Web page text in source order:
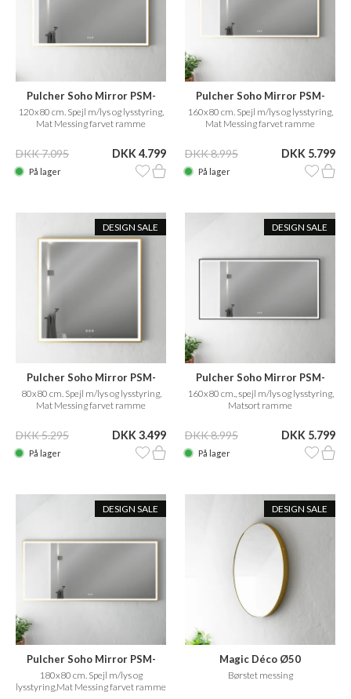
Pulcher Soho Mirror PSM-
1280
120x80 cm. Spejl m/lys og lysstyring,
Mat Messing farvet ramme
DKK 7.095 DKK 4.799
På lager
Pulcher Soho Mirror PSM-
1680
160x80 cm. Spejl m/lys og lysstyring,
Mat Messing farvet ramme
DKK 8.995 DKK 5.799
På lager
DESIGN SALE
Pulcher Soho Mirror PSM-
8080
80x80 cm. Spejl m/lys og lysstyring,
Mat Messing farvet ramme
DKK 5.295 DKK 3.499
På lager
DESIGN SALE
Pulcher Soho Mirror PSM-
1680
160x80 cm., spejl m/lys og lysstyring,
Matsort ramme
DKK 8.995 DKK 5.799
På lager
DESIGN SALE
Pulcher Soho Mirror PSM-
1880
180x80 cm. Spejl m/lys og
lysstyring,Mat Messing farvet ramme
DESIGN SALE
Magic Déco Ø50
Børstet messing